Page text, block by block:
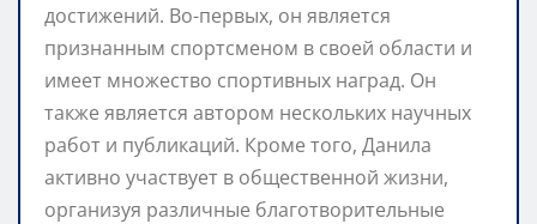
достижений. Во-первых, он является
признанным спортсменом в своей области и
имеет множество спортивных наград. Он
также является автором нескольких научных
работ и публикаций. Кроме того, Данила
активно участвует в общественной жизни,
организуя различные благотворительные